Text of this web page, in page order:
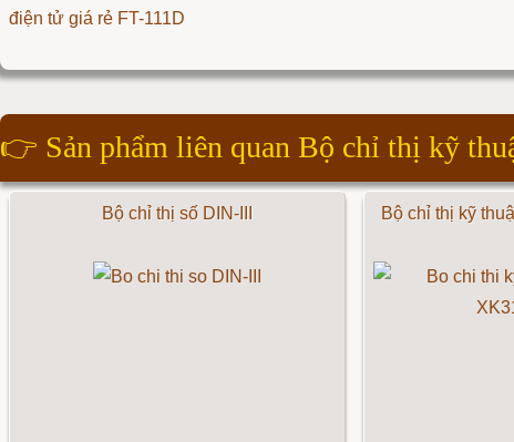
điện tử giá rẻ FT-111D
👉 Sản phẩm liên quan Bộ chỉ thị kỹ
Bộ chỉ thị số DIN-III
Bộ chỉ thị kỹ